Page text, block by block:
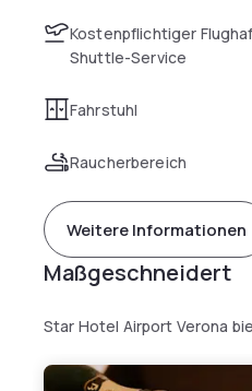
Kostenpflichtiger
Shuttle-Service
Fahrstuhl
Raucherbereich
Weitere Informationen
Maßgeschneidert
Star Hotel Airport Verona